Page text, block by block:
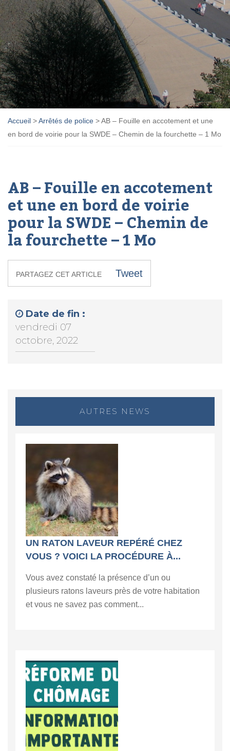
Accueil >Arrêtés de police >AB – Fouille en accotement et une
en bord de voirie pour la SWDE – Chemin de la fourchette – 1 Mo
AB – Fouille en accotement
et une en bord de voirie
pour la SWDE – Chemin de
la fourchette – 1 Mo
PARTAGEZ CET ARTICLE Tweet
Date de fin :
vendredi 07
octobre, 2022
AUTRES NEWS
UN RATON LAVEUR REPÉRÉ CHEZ
VOUS ? VOICI LA PROCÉDURE À...
Vous avez constaté la présence d’un ou
plusieurs ratons laveurs près de votre habitation
et vous ne savez pas comment...